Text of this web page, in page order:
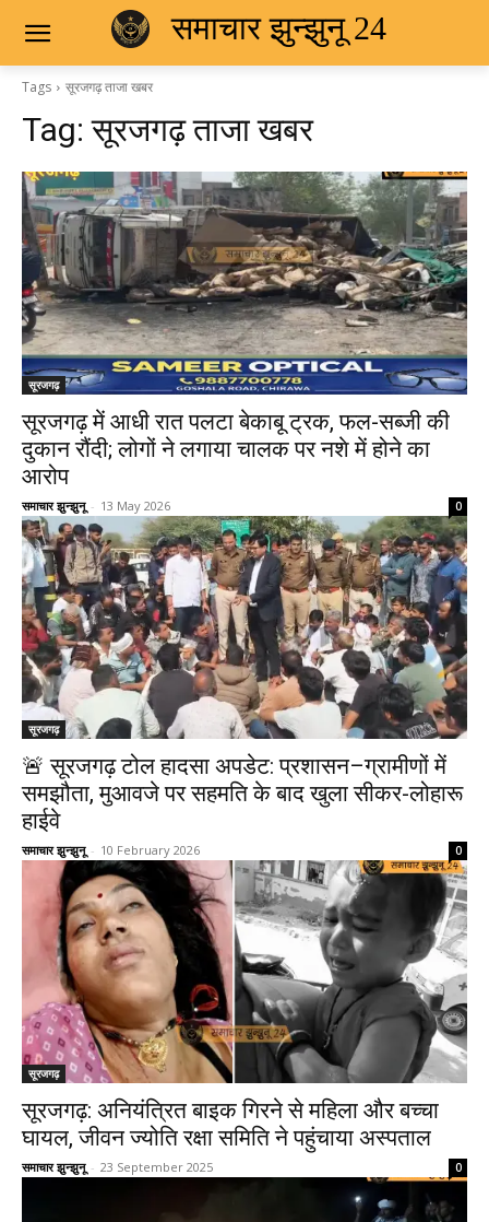
समाचार झुन्झुनू 24
Tags सूरजगढ़ ताजा खबर
Tag:सूरजगढ़ ताजा खबर
सूरजगढ़
सूरजगढ़ में आधी रात पलटा बेकाबू ट्रक, फल-सब्जी की
दुकान रौंदी; लोगों ने लगाया चालक पर नशे में होने का
आरोप
समाचार झुन्झुनू - 13 May 2026 0
सूरजगढ़
🚨 सूरजगढ़ टोल हादसा अपडेट: प्रशासन–ग्रामीणों में
समझौता, मुआवजे पर सहमति के बाद खुला सीकर-लोहारू
हाईवे
समाचार झुन्झुनू - 10 February 2026 0
सूरजगढ़
सूरजगढ़: अनियंत्रित बाइक गिरने से महिला और बच्चा
घायल, जीवन ज्योति रक्षा समिति ने पहुंचाया अस्पताल
समाचार झुन्झुनू - 23 September 2025 0